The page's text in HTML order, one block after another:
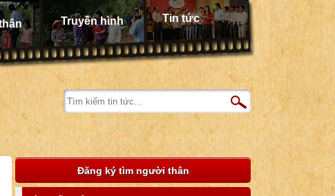
Truyền hình Tin tức
Đăng ký tìm người thân